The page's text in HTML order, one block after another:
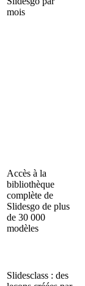
mois
Accès à la
bibliothèque
complète de
Slidesgo de plus
de 30 000
modèles
Slidesclass : des